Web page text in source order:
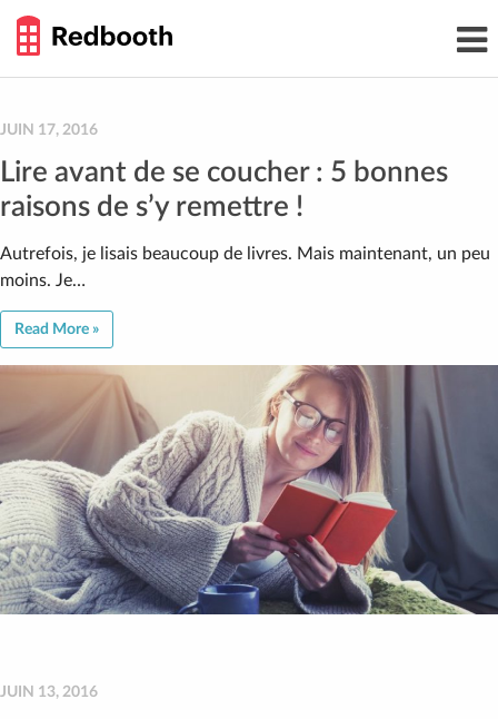
content
GUIDE
JUIN 17, 2016
Lire avant de se coucher : 5 bonnes
raisons de s’y remettre !
Autrefois, je lisais beaucoup de livres. Mais maintenant, un peu
moins. Je…
Read More »
JUIN 13, 2016